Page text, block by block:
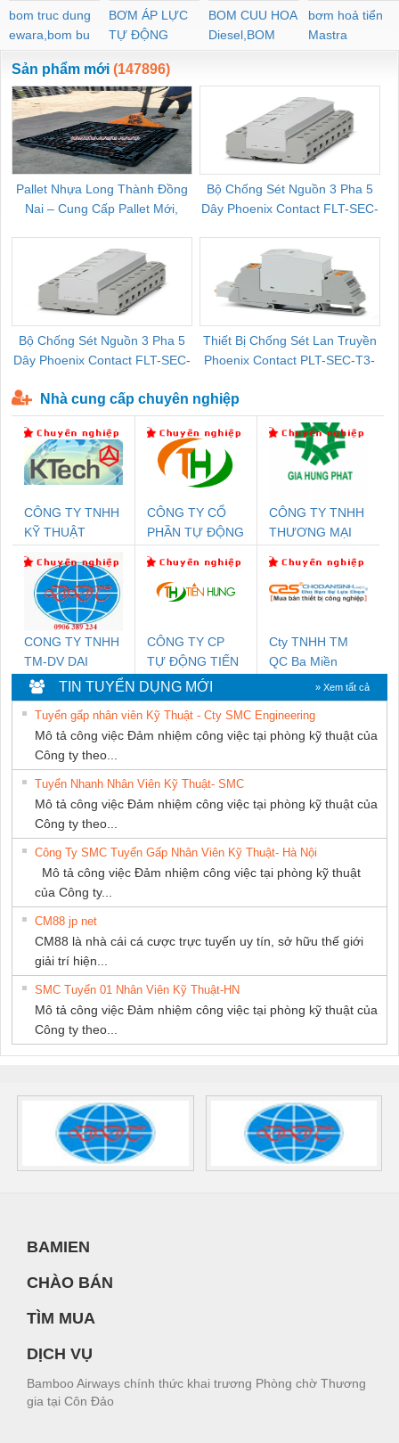
bom truc dung
ewara,bom bu
ewara
BƠM ÁP LỰC
TỰ ĐỘNG
BOM CUU HOA
Diesel,BOM
CHUA CHAY
bơm hoả tiển
Mastra
Sản phẩm mới (147896)
Pallet Nhựa Long Thành Đồng
Nai – Cung Cấp Pallet Mới,
Bộ Chống Sét Nguồn 3 Pha 5
Dây Phoenix Contact FLT-SEC-
Bộ Chống Sét Nguồn 3 Pha 5
Dây Phoenix Contact FLT-SEC-
Thiết Bị Chống Sét Lan Truyền
Phoenix Contact PLT-SEC-T3-
Nhà cung cấp chuyên nghiệp
CÔNG TY TNHH
KỸ THUẬT
NAM
CÔNG TY CỔ
PHẦN TỰ ĐỘNG
CÔNG TY TNHH
THƯƠNG MẠI
THUẬT ĐIỆN CƠ
GIA HƯNG
CONG TY TNHH
TM-DV DAI
DONG THANH
CÔNG TY CP
TỰ ĐỘNG TIẾN
HƯNG
Cty TNHH TM
QC Ba Miền
TIN TUYỂN DỤNG MỚI » Xem tất cả
Tuyển gấp nhân viên Kỹ Thuật - Cty SMC Engineering
Mô tả công việc Đảm nhiệm công việc tại phòng kỹ thuật của
Công ty theo...
Tuyển Nhanh Nhân Viên Kỹ Thuật- SMC
Mô tả công việc Đảm nhiệm công việc tại phòng kỹ thuật của
Công ty theo...
Công Ty SMC Tuyển Gấp Nhân Viên Kỹ Thuật- Hà Nội
Mô tả công việc Đảm nhiệm công việc tại phòng kỹ thuật
của Công ty...
CM88 jp net
CM88 là nhà cái cá cược trực tuyến uy tín, sở hữu thế giới
giải trí hiện...
SMC Tuyển 01 Nhân Viên Kỹ Thuật-HN
Mô tả công việc Đảm nhiệm công việc tại phòng kỹ thuật của
Công ty theo...
BAMIEN
CHÀO BÁN
TÌM MUA
DỊCH VỤ
Bamboo Airways chính thức khai trương Phòng chờ Thương
gia tại Côn Đảo